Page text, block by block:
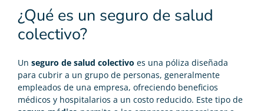
¿Qué es un seguro de salud
colectivo?
Un seguro de salud colectivo es una póliza diseñada
para cubrir a un grupo de personas, generalmente
empleados de una empresa, ofreciendo beneficios
médicos y hospitalarios a un costo reducido. Este tipo de